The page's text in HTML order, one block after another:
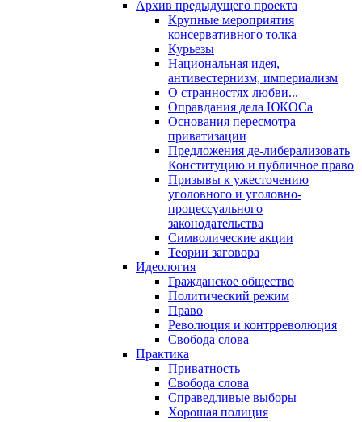
Архив предыдущего проекта
Крупные мероприятия
консервативного толка
Курьезы
Национальная идея,
антивестернизм, империализм
О странностях любви...
Оправдания дела ЮКОСа
Основания пересмотра
приватизации
Предложения де-либерализовать
Конституцию и публичное право
Призывы к ужесточению
уголовного и уголовно-
процессуального
законодательства
Символические акции
Теории заговора
Идеология
Гражданское общество
Политический режим
Право
Революция и контрреволюция
Свобода слова
Практика
Приватность
Свобода слова
Справедливые выборы
Хорошая полиция